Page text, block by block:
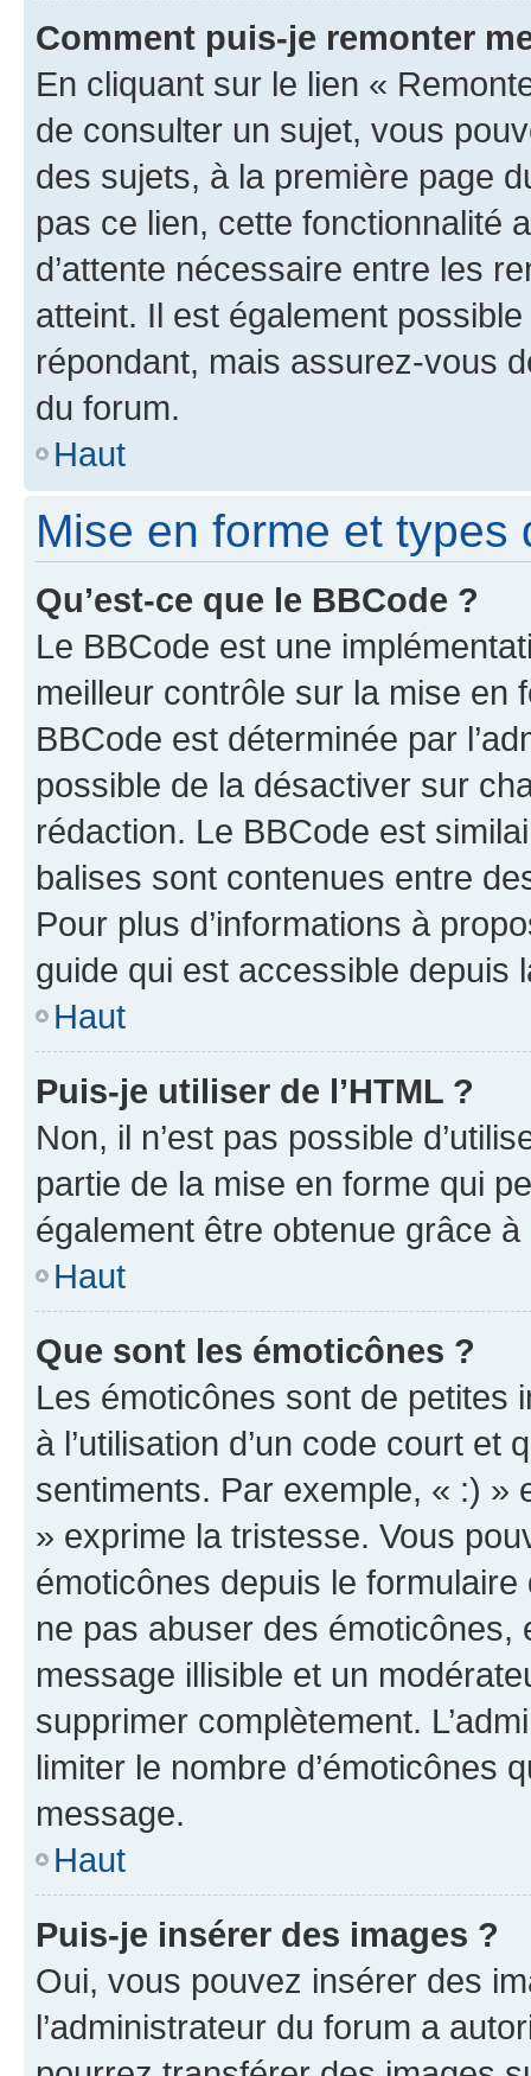
Comment puis-je remonter
En cliquant sur le lien «
de consulter un sujet, vous
des sujets, à la première page
pas ce lien, cette fonctionnalité
d’attente nécessaire entre les
atteint. Il est également
répondant, mais assurez-vous
du forum.
Haut
Mise en forme et types
Qu’est-ce que le BBCode ?
Le BBCode est une
meilleur contrôle sur la mise en
BBCode est déterminée par
possible de la désactiver sur
rédaction. Le BBCode est
balises sont contenues entre
Pour plus d’informations à
guide qui est accessible depuis
Haut
Puis-je utiliser de l’HTML ?
Non, il n’est pas possible
partie de la mise en forme qui
également être obtenue grâce à
Haut
Que sont les émoticônes ?
Les émoticônes sont de petites
à l’utilisation d’un code court et
sentiments. Par exemple, « :) »
» exprime la tristesse. Vous
émoticônes depuis le
ne pas abuser des
message illisible et un
supprimer complètement.
limiter le nombre d’émoticônes
message.
Haut
Puis-je insérer des images ?
Oui, vous pouvez insérer des
l’administrateur du forum a